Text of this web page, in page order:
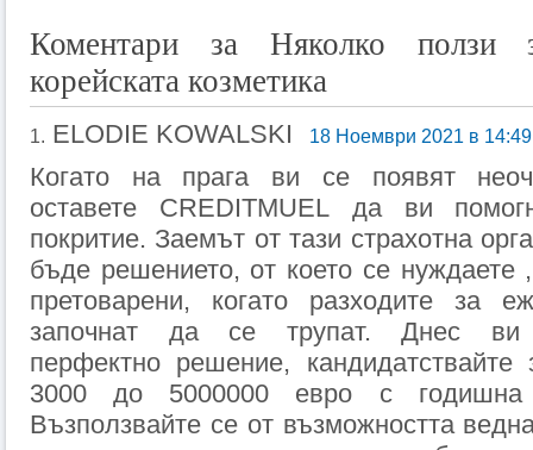
Коментари за Няколко ползи
корейската козметика
1. ELODIE KOWALSKI 18 Ноември 2021 в 14:49
Когато на прага ви се появят
оставете CREDITMUEL да ви
покритие. Заемът от тази страхотна
бъде решението, от което се нуждаете
претоварени, когато разходите за
започнат да се трупат. Днес
перфектно решение,
3000 до 5000000 евро с
Възползвайте се от възможността